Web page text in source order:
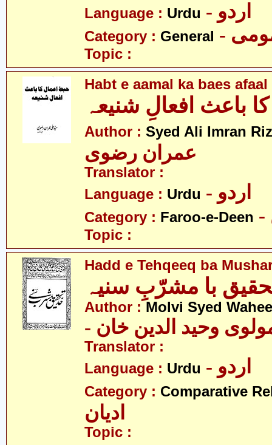
Language : Urdu - اردو
Category : General
Topic :
Habt e aamal ka baes
باعث افعالِ شنیعہ
Author : Syed Ali Imran
عمران رضوی
Translator :
Language : Urdu - اردو
Category : Faroo-e-Deen
Topic :
Hadd e Tehqeeq ba
با مشرّبِ سنیہ
Author : Molvi Syed
مولوی وحید الدین خان
Translator :
Language : Urdu - اردو
Category : Comparative
ادیان
Topic :